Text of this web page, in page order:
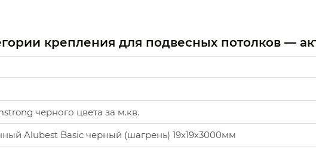
крепления для подвесных потолков —
черного цвета за м.кв.
Alubest Basic черный (шагрень) 19х19х3000мм